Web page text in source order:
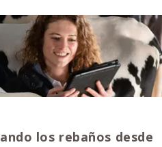
los rebaños desde